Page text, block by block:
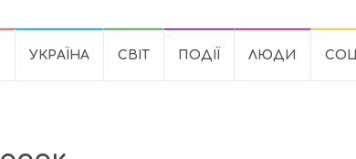
УКРАЇНА СВІТ ПОДІЇ ЛЮДИ